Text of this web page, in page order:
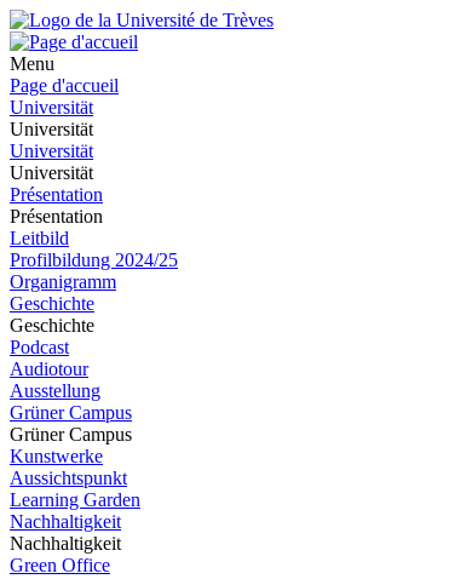
Menu
Page d'accueil
Universität
Universität
Universität
Universität
Présentation
Présentation
Leitbild
Profilbildung 2024/25
Organigramm
Geschichte
Geschichte
Podcast
Audiotour
Ausstellung
Grüner Campus
Grüner Campus
Kunstwerke
Aussichtspunkt
Learning Garden
Nachhaltigkeit
Nachhaltigkeit
Green Office